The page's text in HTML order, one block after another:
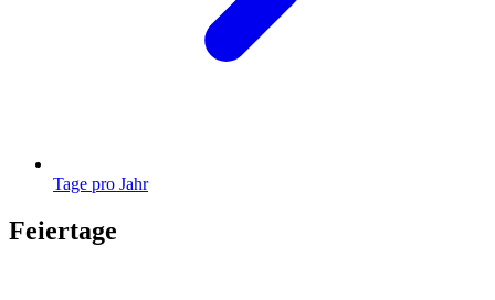
Tage pro Jahr
Feiertage